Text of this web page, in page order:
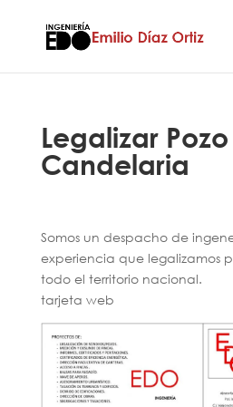
Legalizar
Candelaria
Somos un despacho de
experiencia que legalizamos
todo el territorio nacional.
tarjeta web